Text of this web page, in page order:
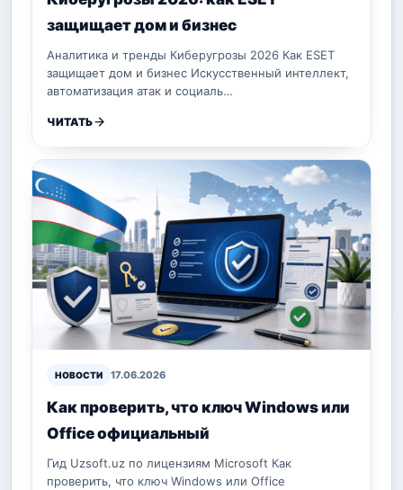
защищает дом и бизнес
Аналитика и тренды Киберугрозы 2026 Как ESET
защищает дом и бизнес Искусственный интеллект,
автоматизация атак и социаль…
ЧИТАТЬ
НОВОСТИ 17.06.2026
Как проверить, что ключ Windows или
Office официальный
Гид Uzsoft.uz по лицензиям Microsoft Как
проверить, что ключ Windows или Office